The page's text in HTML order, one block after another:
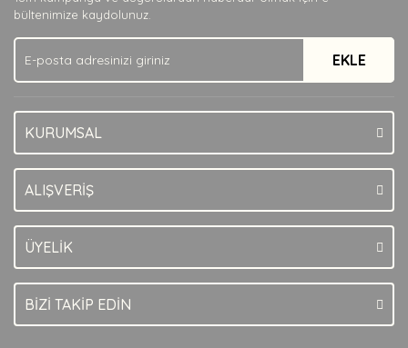
Ürün bilgilerinde hatalar bulunuyor.
Ürün fiyatı diğer sitelerden daha pahalı.
Bu ürüne benzer farklı alternatifler olmalı.
bültenimize kaydolunuz.
EKLE
KURUMSAL
ALIŞVERİŞ
ÜYELİK
BİZİ TAKİP EDİN